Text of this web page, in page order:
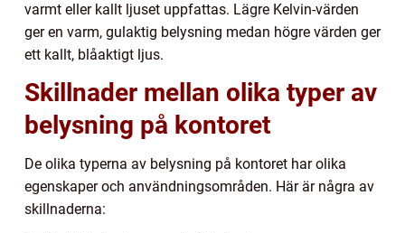
varmt eller kallt ljuset uppfattas. Lägre Kelvin-värden
ger en varm, gulaktig belysning medan högre värden ger
ett kallt, blåaktigt ljus.
Skillnader mellan olika typer av
belysning på kontoret
De olika typerna av belysning på kontoret har olika
egenskaper och användningsområden. Här är några av
skillnaderna: